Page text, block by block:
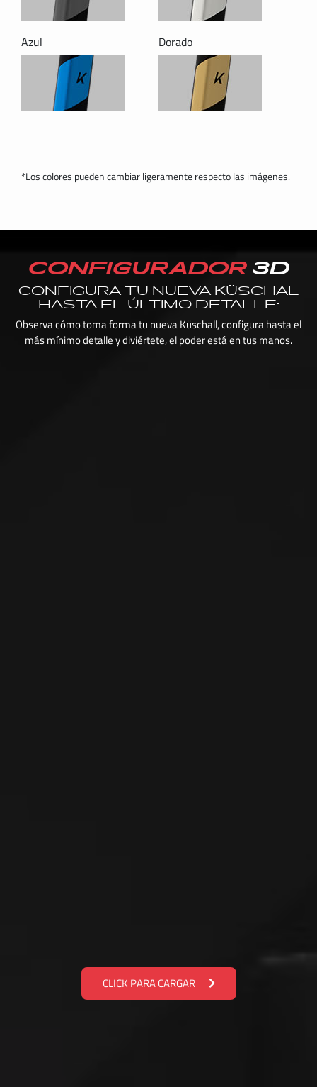
Azul Dorado
*Los colores pueden cambiar ligeramente respecto las imágenes.
CONFIGURADOR 3D
CONFIGURA TU NUEVA KÜSCHAL
HASTA EL ÚLTIMO DETALLE:
Observa cómo toma forma tu nueva Küschall, configura hasta el
más mínimo detalle y diviértete, el poder está en tus manos.
CLICK PARA CARGAR